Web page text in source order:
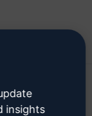
insights